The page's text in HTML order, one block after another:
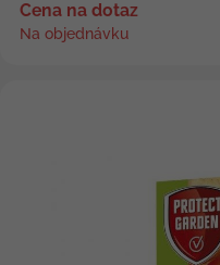
Cena na dotaz
Na objednávku